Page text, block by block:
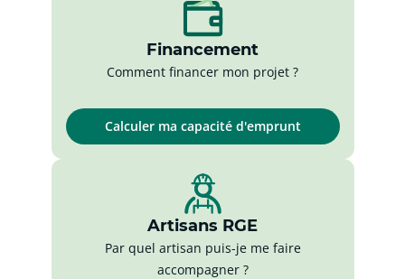
Financement
Comment financer mon projet ?
Calculer ma capacité d'emprunt
Artisans RGE
Par quel artisan puis-je me faire
accompagner ?